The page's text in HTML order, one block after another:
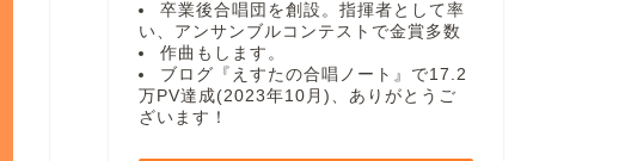
卒業後合唱団を創設。指揮者として率
い、アンサンブルコンテストで金賞多数
作曲もします。
ブログ『えすたの合唱ノート』で17.2
万PV達成(2023年10月)、ありがとうご
ざいます！